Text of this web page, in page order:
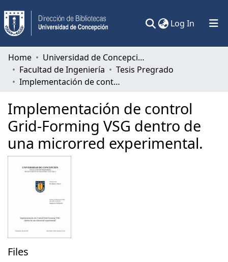
Log In (current)
Communities & Collections
All of DSpace
Home
Universidad de Concepción
Facultad de Ingeniería
Tesis Pregrado
Implementación de control Grid-Forming VSG dentro de una microrred experimental.
Implementación de control
Grid-Forming VSG dentro de
una microrred experimental.
Files